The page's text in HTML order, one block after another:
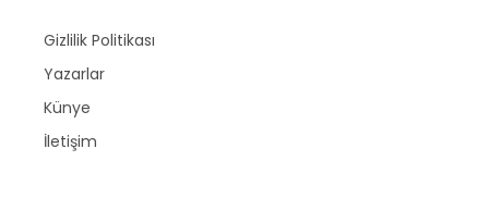
Gizlilik Politikası
Yazarlar
Künye
İletişim